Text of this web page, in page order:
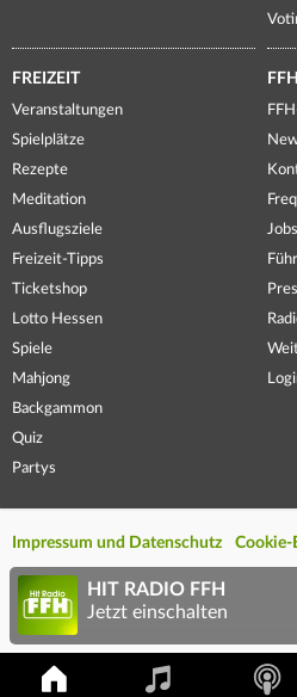
FREIZEIT
Veranstaltungen
Spielplätze
Rezepte
Meditation
Ausflugsziele
Freizeit-Tipps
Ticketshop
Lotto Hessen
Spiele
Mahjong
Backgammon
Quiz
Partys
Jobs
Impressum und Datenschutz Cookie-
HIT RADIO FFH
Jetzt einschalten